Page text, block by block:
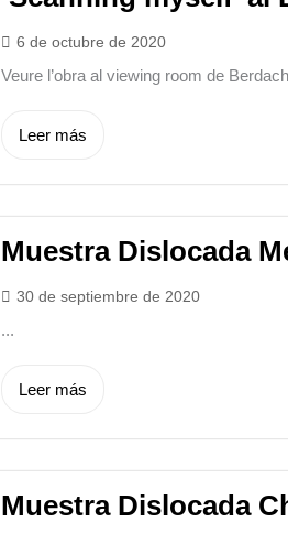
6 de octubre de 2020
Veure l’obra al viewing room de
Leer más
Muestra Dislocada
30 de septiembre de 2020
...
Leer más
Muestra Dislocada